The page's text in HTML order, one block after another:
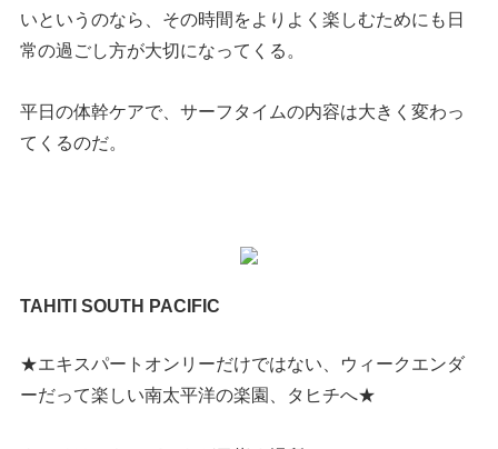
いというのなら、その時間をよりよく楽しむためにも日
常の過ごし方が大切になってくる。
平日の体幹ケアで、サーフタイムの内容は大きく変わっ
てくるのだ。
TAHITI SOUTH PACIFIC
★エキスパートオンリーだけではない、ウィークエンダ
ーだって楽しい南太平洋の楽園、タヒチへ★